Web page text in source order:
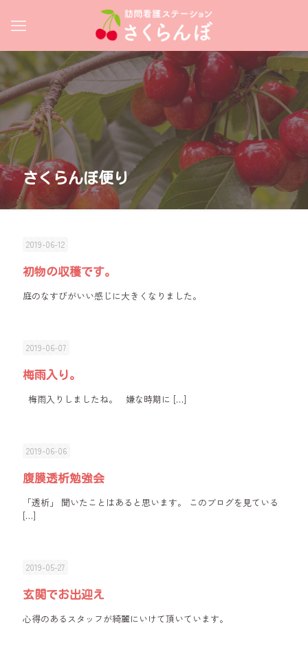
さくらんぼ便り
2019-06-12
初物の収穫です。
庭のなすびがいい感じに大きくなりました。
2019-06-07
梅雨入り。
梅雨入りしましたね。 嫌な時期に […]
2019-06-06
腹膜透析勉強会
「透析」 聞いたことはあると思います。 このブログを見ている
[…]
2019-05-27
玄関でお出迎え
心得のあるスタッフが綺麗にいけて頂いています。